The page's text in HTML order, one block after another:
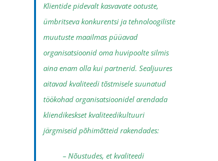
Klientide pidevalt kasvavate ootuste,
ümbritseva konkurentsi ja tehnoloogiliste
muutuste maailmas püüavad
organisatsioonid oma huvipoolte silmis
aina enam olla kui partnerid. Sealjuures
aitavad kvaliteedi tõstmisele suunatud
töökohad organisatsioonidel arendada
kliendikeskset kvaliteedikultuuri
järgmiseid põhimõtteid rakendades:
– Nõustudes, et kvaliteedi